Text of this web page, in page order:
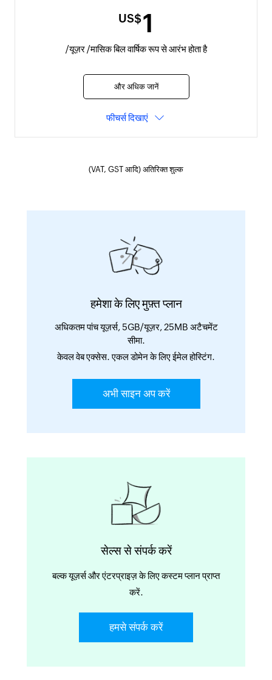
US$1
/यूज़र /मासिक बिल वार्षिक रूप से आरंभ होता है
और अधिक जानें
फीचर्स दिखाएं
(VAT, GST आदि) अतिरिक्त शुल्क
हमेशा के लिए मुफ़्त प्लान
अधिकतम पांच यूज़र्स, 5GB/यूज़र, 25MB अटैचमेंट
सीमा.
केवल वेब एक्सेस. एकल डोमेन के लिए ईमेल होस्टिंग.
अभी साइन अप करें
सेल्स से संपर्क करें
बल्क यूज़र्स और एंटरप्राइज़ के लिए कस्टम प्लान प्राप्त
करें.
हमसे संपर्क करें